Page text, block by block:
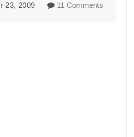
23, 2009 11 Comments